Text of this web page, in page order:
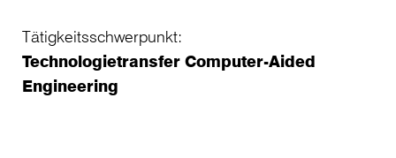
Tätigkeitsschwerpunkt:
Technologietransfer Computer-Aided
Engineering